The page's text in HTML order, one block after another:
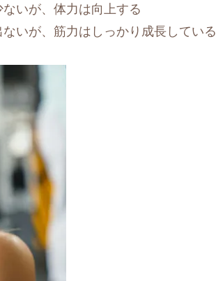
いが、体力は向上する
いが、筋力はしっかり成長している